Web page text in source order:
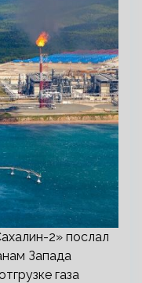
2» послал
Запада
газа